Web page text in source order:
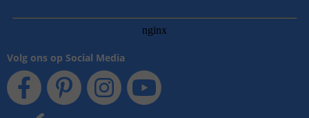
Volg ons op Social Media